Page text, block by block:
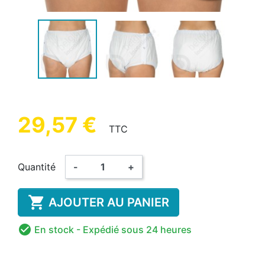
29,57 € TTC
Quantité - +
 AJOUTER AU PANIER
 En stock - Expédié sous 24 heures